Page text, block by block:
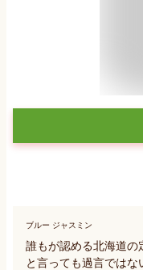
ブルー ジャスミン
誰もが認める北海道の
と言っても過言では